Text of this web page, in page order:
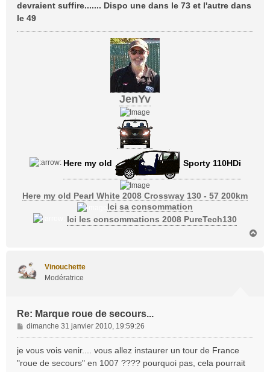
devraient suffire....... Dispo une dans le 73 et l'autre dans
le 49
JenYv
Here my old Sporty 110HDi
Here my old Pearl White 2008 Crossway 130 - 57 200km
Ici sa consommation
Ici les consommations 2008 PureTech130
Vinouchette
Modératrice
Re: Marque roue de secours...
M
e
s
a
dimanche 31 janvier 2010, 19:59:26
je vous vois venir.... vous allez instaurer un tour de France
"roue de secours" en 1007 ???? pourquoi pas, cela pourrait